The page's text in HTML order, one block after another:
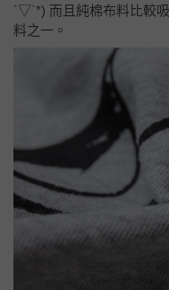
´▽`*) 而且純棉布料比較
料之一。